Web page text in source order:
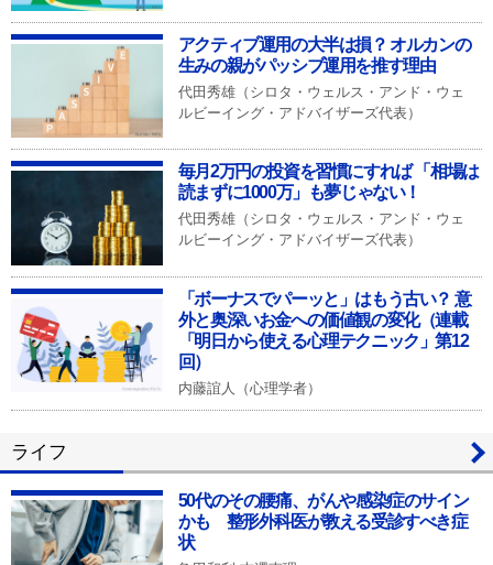
アクティブ運用の大半は損？ オルカンの
生みの親がパッシブ運用を推す理由
代田秀雄（シロタ・ウェルス・アンド・ウェ
ルビーイング・アドバイザーズ代表）
毎月2万円の投資を習慣にすれば 「相場は
読まずに1000万」も夢じゃない！
代田秀雄（シロタ・ウェルス・アンド・ウェ
ルビーイング・アドバイザーズ代表）
「ボーナスでパーッと」はもう古い？ 意
外と奥深いお金への価値観の変化（連載
「明日から使える心理テクニック」第12
回）
内藤誼人（心理学者）
ライフ
50代のその腰痛、がんや感染症のサイン
かも 整形外科医が教える受診すべき症
状